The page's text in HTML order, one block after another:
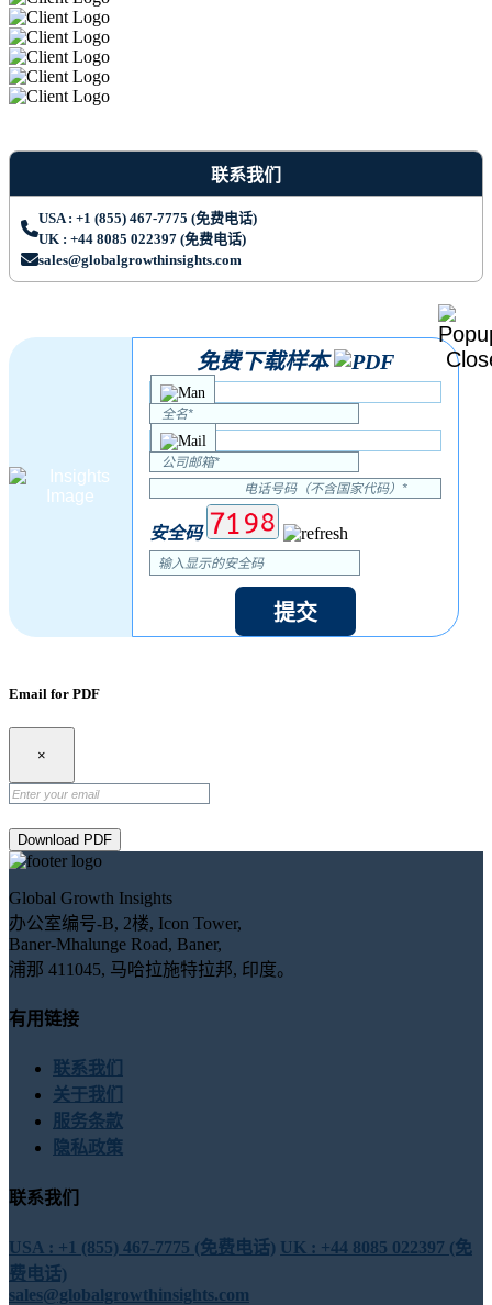
联系我们
USA : +1 (855) 467-7775 (免费电话)
UK : +44 8085 022397 (免费电话)
sales@globalgrowthinsights.com
免费下载样本
安全码
提交
Email for PDF
×
Download PDF
Global Growth Insights
办公室编号-B, 2楼, Icon Tower,
Baner-Mhalunge Road, Baner,
浦那 411045, 马哈拉施特拉邦, 印度。
有用链接
联系我们
关于我们
服务条款
隐私政策
联系我们
USA : +1 (855) 467-7775 (免费电话) UK : +44 8085 022397 (免
费电话)
sales@globalgrowthinsights.com